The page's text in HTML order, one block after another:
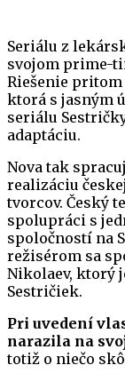
Seriálu z
svojom prime-
Riešenie pritom
ktorá s jasným
seriálu
adaptáciu.
Nova tak
realizáciu
tvorcov. Český
spolupráci s
spoločností na
režisérom sa
Nikolaev, ktorý
Sestričiek.
Pri uvedení
narazila na
totiž o niečo